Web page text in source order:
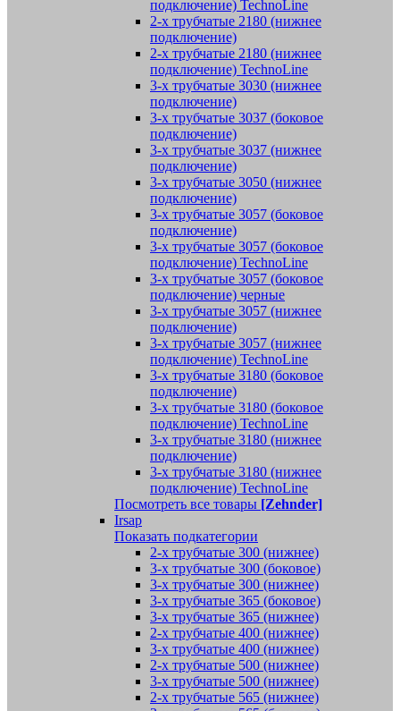
подключение) TechnoLine
2-х трубчатые 2180 (нижнее
подключение)
2-х трубчатые 2180 (нижнее
подключение) TechnoLine
3-х трубчатые 3030 (нижнее
подключение)
3-х трубчатые 3037 (боковое
подключение)
3-х трубчатые 3037 (нижнее
подключение)
3-х трубчатые 3050 (нижнее
подключение)
3-х трубчатые 3057 (боковое
подключение)
3-х трубчатые 3057 (боковое
подключение) TechnoLine
3-х трубчатые 3057 (боковое
подключение) черные
3-х трубчатые 3057 (нижнее
подключение)
3-х трубчатые 3057 (нижнее
подключение) TechnoLine
3-х трубчатые 3180 (боковое
подключение)
3-х трубчатые 3180 (боковое
подключение) TechnoLine
3-х трубчатые 3180 (нижнее
подключение)
3-х трубчатые 3180 (нижнее
подключение) TechnoLine
Посмотреть все товары [Zehnder]
Irsap
Показать подкатегории
2-х трубчатые 300 (нижнее)
3-х трубчатые 300 (боковое)
3-х трубчатые 300 (нижнее)
3-х трубчатые 365 (боковое)
3-х трубчатые 365 (нижнее)
2-х трубчатые 400 (нижнее)
3-х трубчатые 400 (нижнее)
2-х трубчатые 500 (нижнее)
3-х трубчатые 500 (нижнее)
2-х трубчатые 565 (нижнее)